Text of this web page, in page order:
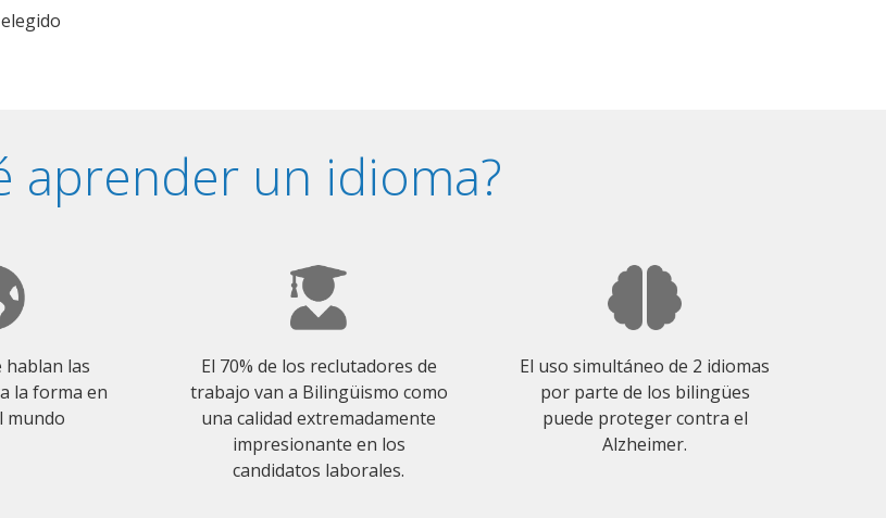
aprender un idioma?
hablan las
la forma en
mundo
El 70% de los reclutadores de
trabajo van a Bilingüismo como
una calidad extremadamente
impresionante en los
candidatos laborales.
El uso simultáneo de 2 idiomas
por parte de los bilingües
puede proteger contra el
Alzheimer.